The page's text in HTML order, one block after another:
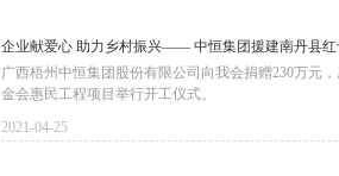
企业献爱心 助力乡村振兴—— 中恒集团援建南丹县红
广西梧州中恒集团股份有限公司向我会捐赠230万元
金会惠民工程项目举行开工仪式。
2021-04-25